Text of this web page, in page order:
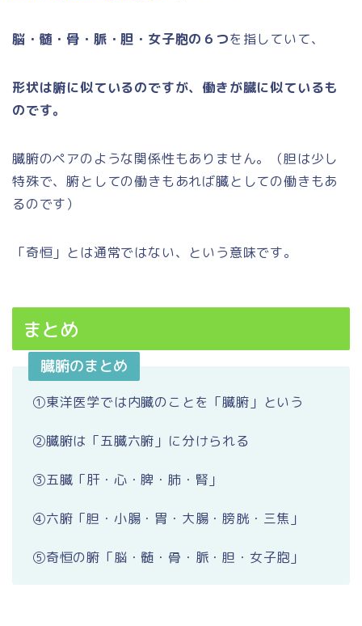
脳・髄・骨・脈・胆・女子胞の６つを指していて、
形状は腑に似ているのですが、働きが臓に似ているも
のです。
臓腑のペアのような関係性もありません。（胆は少し
特殊で、腑としての働きもあれば臓としての働きもあ
るのです）
「奇恒」とは通常ではない、という意味です。
まとめ
臓腑のまとめ
①東洋医学では内臓のことを「臓腑」という
②臓腑は「五臓六腑」に分けられる
③五臓「肝・心・脾・肺・腎」
④六腑「胆・小腸・胃・大腸・膀胱・三焦」
⑤奇恒の腑「脳・髄・骨・脈・胆・女子胞」